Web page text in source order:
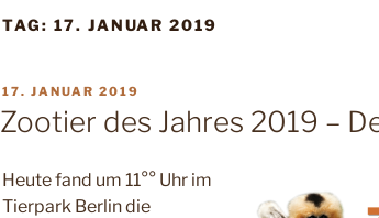
TAG: 17. JANUAR 2019
VERÖFFENTLICHT
AM
17. JANUAR 2019
Zootier des Jahres 2019 –
Heute fand um 11°° Uhr im
Tierpark Berlin die